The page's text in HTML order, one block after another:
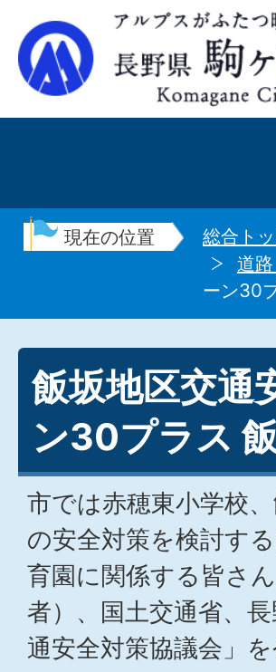
現在の位置 総合ト
道
ーン30
飯坂地区交通
ン30プラス
市では赤穂東小学校
の安全対策を検討す
育園に関係する皆さ
者）、国土交通省、
通安全対策協議会」